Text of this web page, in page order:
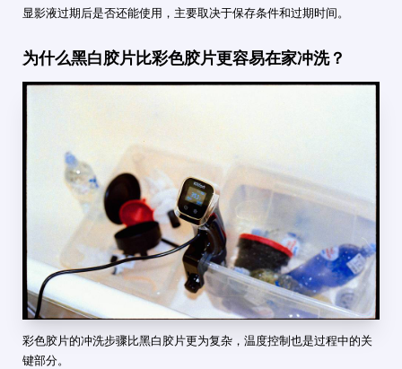
显影液过期后是否还能使用，主要取决于保存条件和过期时间。
为什么黑白胶片比彩色胶片更容易在家冲洗？
彩色胶片的冲洗步骤比黑白胶片更为复杂，温度控制也是过程中的关
键部分。